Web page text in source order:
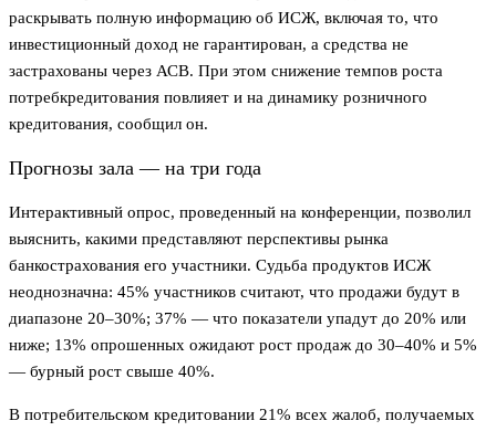
раскрывать полную информацию об ИСЖ, включая то, что
инвестиционный доход не гарантирован, а средства не
застрахованы через АСВ. При этом снижение темпов роста
потребкредитования повлияет и на динамику розничного
кредитования, сообщил он.
Прогнозы зала — на три года
Интерактивный опрос, проведенный на конференции, позволил
выяснить, какими представляют перспективы рынка
банкострахования его участники. Судьба продуктов ИСЖ
неоднозначна: 45% участников считают, что продажи будут в
диапазоне 20–30%; 37% — что показатели упадут до 20% или
ниже; 13% опрошенных ожидают рост продаж до 30–40% и 5%
— бурный рост свыше 40%.
В потребительском кредитовании 21% всех жалоб, получаемых